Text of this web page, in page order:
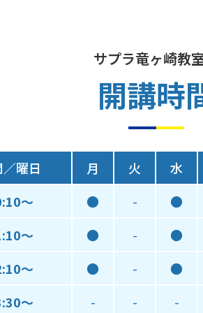
サプラ竜ヶ崎教
開講時
曜日 月 火 水
～
● - ●
～
● - ●
～
● - ●
～
- - -